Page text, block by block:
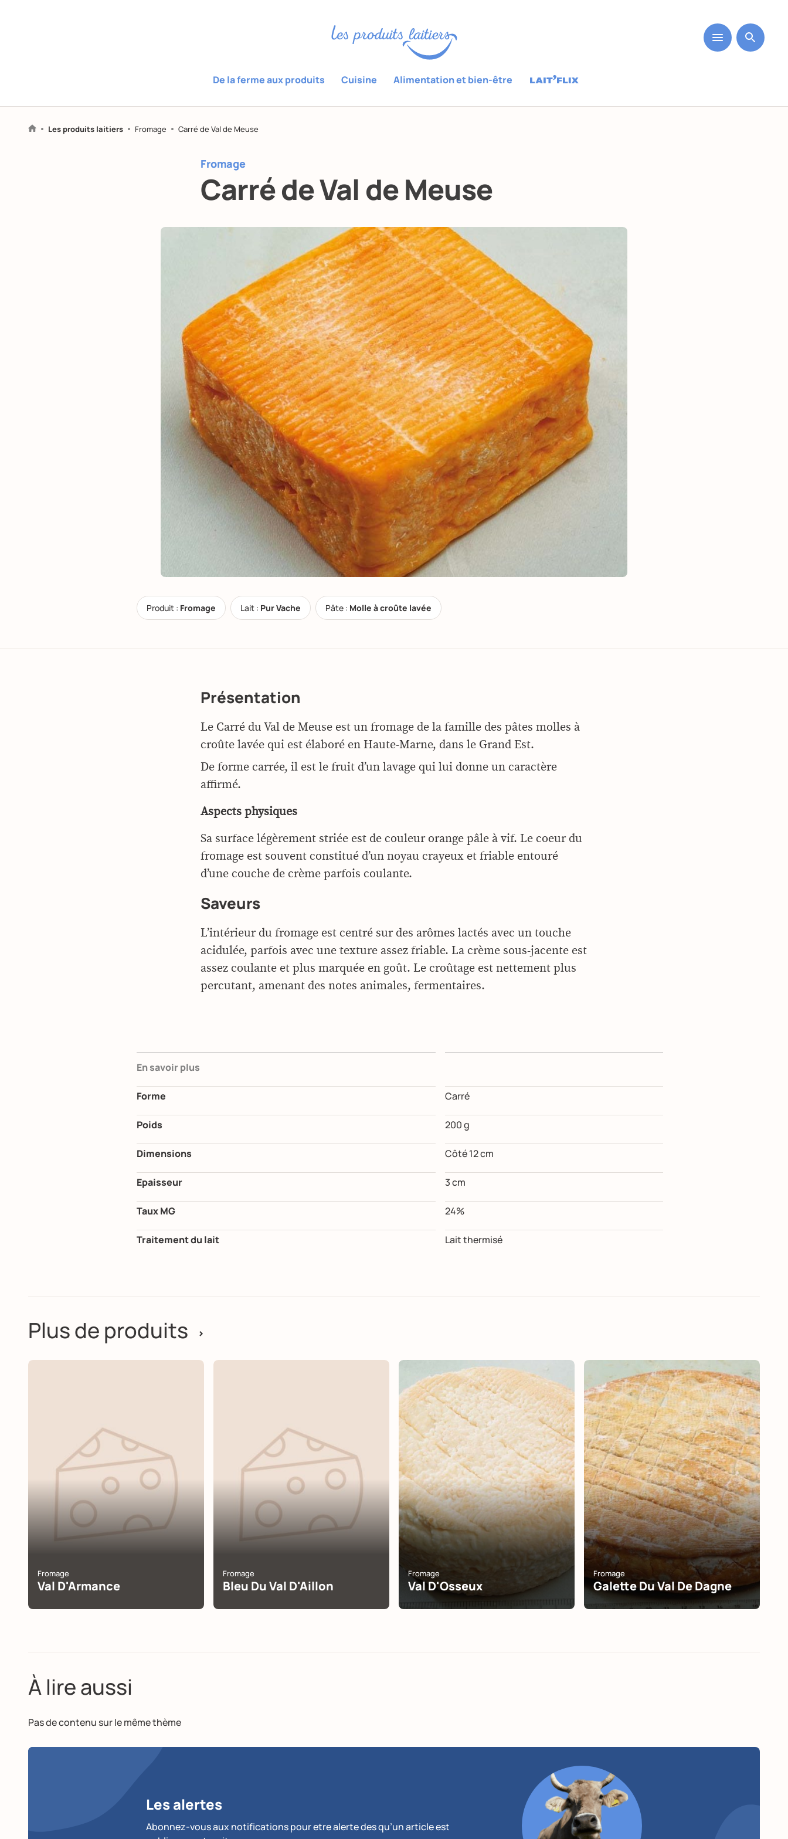
De la ferme aux produits Cuisine Alimentation et bien-être
Les produits laitiers Fromage Carré de Val de Meuse
Fromage
Carré de Val de Meuse
Produit : Fromage Lait : Pur Vache Pâte : Molle à croûte lavée
Présentation
Le Carré du Val de Meuse est un fromage de la famille des pâtes molles à
croûte lavée qui est élaboré en Haute-Marne, dans le Grand Est.
De forme carrée, il est le fruit d’un lavage qui lui donne un caractère
affirmé.
Aspects physiques
Sa surface légèrement striée est de couleur orange pâle à vif. Le coeur du
fromage est souvent constitué d’un noyau crayeux et friable entouré
d’une couche de crème parfois coulante.
Saveurs
L’intérieur du fromage est centré sur des arômes lactés avec un touche
acidulée, parfois avec une texture assez friable. La crème sous-jacente est
assez coulante et plus marquée en goût. Le croûtage est nettement plus
percutant, amenant des notes animales, fermentaires.
En savoir plus
Forme Carré
Poids 200 g
Dimensions Côté 12 cm
Epaisseur 3 cm
Taux MG 24%
Traitement du lait Lait thermisé
Plus de produits >
Fromage
Val D'Armance
Fromage
Bleu Du Val D'Aillon
Fromage
Val D'Osseux
Fromage
Galette Du Val De Dagne
À lire aussi
Pas de contenu sur le même thème
Les alertes
Abonnez-vous aux notifications pour etre alerte des qu’un article est